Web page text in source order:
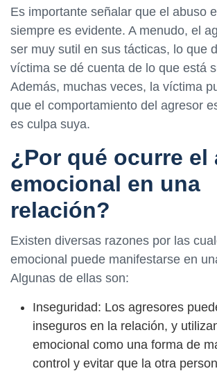
Es importante señalar que el abuso
siempre es evidente. A menudo, el
ser muy sutil en sus tácticas, lo que
víctima se dé cuenta de lo que está
Además, muchas veces, la víctima
que el comportamiento del agresor
es culpa suya.
¿Por qué ocurre el
emocional en una
relación?
Existen diversas razones por las
emocional puede manifestarse en
Algunas de ellas son:
Inseguridad: Los agresores
inseguros en la relación, y
emocional como una forma de
control y evitar que la otra